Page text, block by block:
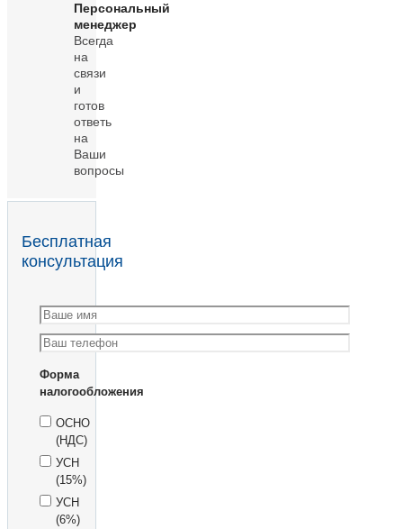
Персональный
менеджер
Всегда
на
связи
и
готов
ответь
на
Ваши
вопросы
Бесплатная
консультация
Форма
налогообложения
ОСНО
(НДС)
УСН
(15%)
УСН
(6%)